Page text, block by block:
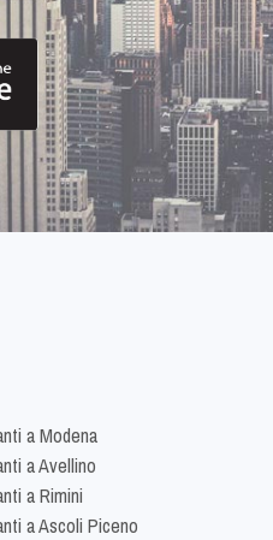
a Modena
a Avellino
a Rimini
a Ascoli Piceno